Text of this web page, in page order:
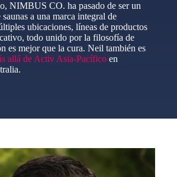
NIMBUS CO. ha pasado de ser un
a una marca integral de
ubicaciones, líneas de productos
todo unido por la filosofía de
es mejor que la cura. Neil también es
allá de Activ Asia-Pacíficoen